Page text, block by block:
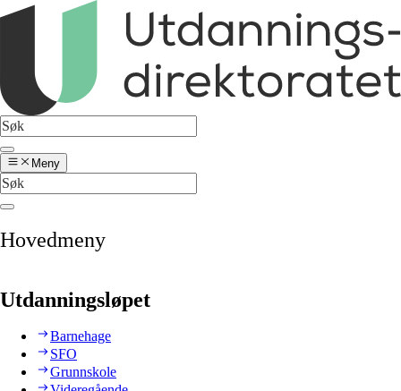
Meny
Hovedmeny
Utdanningsløpet
Barnehage
SFO
Grunnskole